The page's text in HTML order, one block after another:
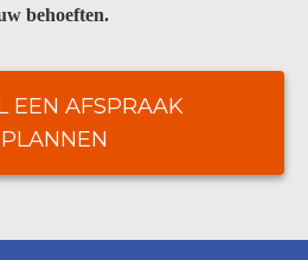
behoeften.
EEN AFSPRAAK